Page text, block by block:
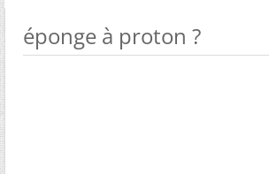
éponge à proton ?